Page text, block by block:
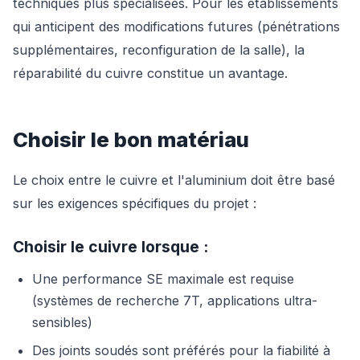
techniques plus spécialisées. Pour les établissements
qui anticipent des modifications futures (pénétrations
supplémentaires, reconfiguration de la salle), la
réparabilité du cuivre constitue un avantage.
Choisir le bon matériau
Le choix entre le cuivre et l'aluminium doit être basé
sur les exigences spécifiques du projet :
Choisir le cuivre lorsque :
Une performance SE maximale est requise
(systèmes de recherche 7T, applications ultra-
sensibles)
Des joints soudés sont préférés pour la fiabilité à